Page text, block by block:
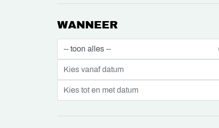
WANNEER